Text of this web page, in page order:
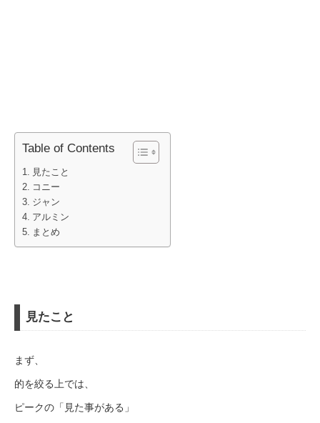
Table of Contents
見たこと
コニー
ジャン
アルミン
まとめ
見たこと
まず、
的を絞る上では、
ピークの「見た事がある」